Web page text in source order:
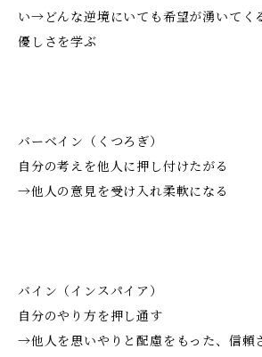
い→どんな逆境にいても希望が湧いてく
優しさを学ぶ
バーベイン（くつろぎ）
自分の考えを他人に押し付けたがる
→他人の意見を受け入れ柔軟になる
バイン（インスパイア）
自分のやり方を押し通す
→他人を思いやりと配慮をもった、信頼